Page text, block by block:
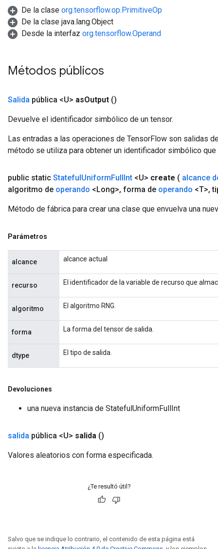
De la clase org.tensorflow.op.PrimitiveOp
De la clase java.lang.Object
Desde la interfaz org.tensorflow.Operand
Métodos públicos
Salida pública <U> asOutput ()
Devuelve el identificador simbólico de un tensor.
Las entradas a las operaciones de TensorFlow son salidas
método se utiliza para obtener un identificador simbólico
public static StatefulUniformFullInt <U> create ( alcance
algoritmo de operando <Long>, forma de operando <T>,
Método de fábrica para crear una clase que envuelva una
Parámetros
alcance alcance actual
recurso El identificador de la variable de recurso que
algoritmo El algoritmo RNG.
forma La forma del tensor de salida.
dtype El tipo de salida.
Devoluciones
una nueva instancia de StatefulUniformFullInt
salida pública <U> salida ()
Valores aleatorios con forma especificada.
¿Te resultó útil?
Salvo que se indique lo contrario, el contenido de esta página está